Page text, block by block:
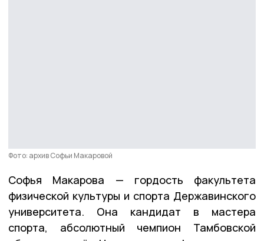
Фото: архив Софьи Макаровой
Софья Макарова — гордость факультета
физической культуры и спорта Державинского
университета. Она кандидат в мастера
спорта, абсолютный чемпион Тамбовской